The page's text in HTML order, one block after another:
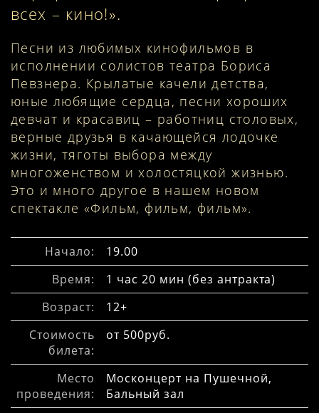
всех – кино!».
Песни из любимых кинофильмов в
исполнении солистов театра Бориса
Певзнера. Крылатые качели детства,
юные любящие сердца, песни хороших
девчат и красавиц – работниц столовых,
верные друзья в качающейся лодочке
жизни, тяготы выбора между
многоженством и холостяцкой жизнью.
Это и много другое в нашем новом
спектакле «Фильм, фильм, фильм».
Начало:
19.00
Время:
1 час 20 мин (без антракта)
Возраст:
12+
Стоимость
билета:
от 500руб.
Место
проведения:
Москонцерт на Пушечной,
Бальный зал